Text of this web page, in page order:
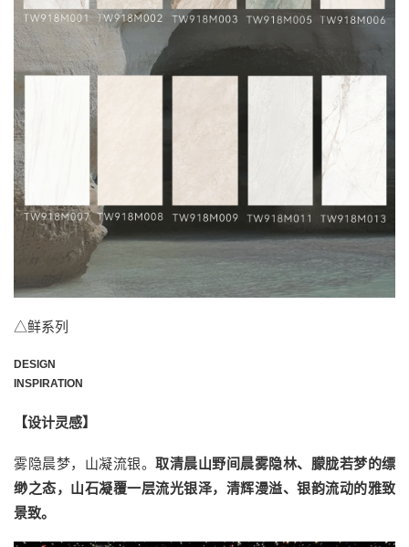
△鲜系列
DESIGN
INSPIRATION
【设计灵感】
雾隐晨梦，山凝流银。 取清晨山野间晨雾隐林、朦胧若梦的缥
缈之态，山石凝覆一层流光银泽，清辉漫溢、银韵流动的雅致
景致。